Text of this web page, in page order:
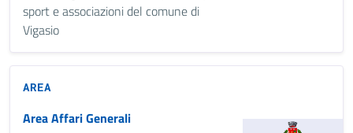
sport e associazioni del comune di
Vigasio
AREA
Area Affari Generali